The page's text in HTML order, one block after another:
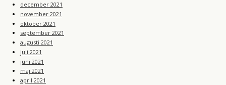
december 2021
november 2021
oktober 2021
september 2021
augusti 2021
juli 2021
juni 2021
maj 2021
april 2021